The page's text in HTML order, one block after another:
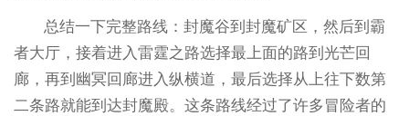
总结一下完整路线：封魔谷到封魔矿区，然后到霸
者大厅，接着进入雷霆之路选择最上面的路到光芒回
廊，再到幽冥回廊进入纵横道，最后选择从上往下数第
二条路就能到达封魔殿。这条路线经过了许多冒险者的